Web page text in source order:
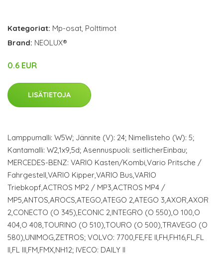
Kategoriat: Mp-osat, Polttimot
Brand: NEOLUX®
0.6 EUR
LISÄTIETOJA
Lamppumalli: W5W; Jännite (V): 24; Nimellisteho (W): 5;
Kantamalli: W2,1x9,5d; Asennuspuoli: seitlicherEinbau;
MERCEDES-BENZ: VARIO Kasten/Kombi,Vario Pritsche /
Fahrgestell,VARIO Kipper,VARIO Bus,VARIO
Triebkopf,ACTROS MP2 / MP3,ACTROS MP4 /
MP5,ANTOS,AROCS,ATEGO,ATEGO 2,ATEGO 3,AXOR,AXOR
2,CONECTO (O 345),ECONIC 2,INTEGRO (O 550),O 100,O
404,O 408,TOURINO (O 510),TOURO (O 500),TRAVEGO (O
580),UNIMOG,ZETROS; VOLVO: 7700,FE,FE II,FH,FH16,FL,FL
II,FL III,FM,FMX,NH12; IVECO: DAILY II